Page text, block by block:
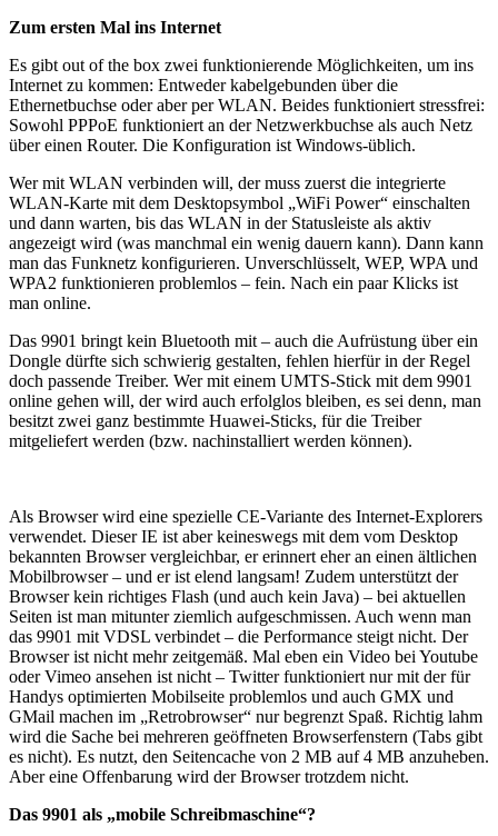
Zum ersten Mal ins Internet
Es gibt out of the box zwei funktionierende Möglichkeiten, um ins
Internet zu kommen: Entweder kabelgebunden über die
Ethernetbuchse oder aber per WLAN. Beides funktioniert stressfrei:
Sowohl PPPoE funktioniert an der Netzwerkbuchse als auch Netz
über einen Router. Die Konfiguration ist Windows-üblich.
Wer mit WLAN verbinden will, der muss zuerst die integrierte
WLAN-Karte mit dem Desktopsymbol „WiFi Power“ einschalten
und dann warten, bis das WLAN in der Statusleiste als aktiv
angezeigt wird (was manchmal ein wenig dauern kann). Dann kann
man das Funknetz konfigurieren. Unverschlüsselt, WEP, WPA und
WPA2 funktionieren problemlos – fein. Nach ein paar Klicks ist
man online.
Das 9901 bringt kein Bluetooth mit – auch die Aufrüstung über ein
Dongle dürfte sich schwierig gestalten, fehlen hierfür in der Regel
doch passende Treiber. Wer mit einem UMTS-Stick mit dem 9901
online gehen will, der wird auch erfolglos bleiben, es sei denn, man
besitzt zwei ganz bestimmte Huawei-Sticks, für die Treiber
mitgeliefert werden (bzw. nachinstalliert werden können).
Als Browser wird eine spezielle CE-Variante des Internet-Explorers
verwendet. Dieser IE ist aber keineswegs mit dem vom Desktop
bekannten Browser vergleichbar, er erinnert eher an einen ältlichen
Mobilbrowser – und er ist elend langsam! Zudem unterstützt der
Browser kein richtiges Flash (und auch kein Java) – bei aktuellen
Seiten ist man mitunter ziemlich aufgeschmissen. Auch wenn man
das 9901 mit VDSL verbindet – die Performance steigt nicht. Der
Browser ist nicht mehr zeitgemäß. Mal eben ein Video bei Youtube
oder Vimeo ansehen ist nicht – Twitter funktioniert nur mit der für
Handys optimierten Mobilseite problemlos und auch GMX und
GMail machen im „Retrobrowser“ nur begrenzt Spaß. Richtig lahm
wird die Sache bei mehreren geöffneten Browserfenstern (Tabs gibt
es nicht). Es nutzt, den Seitencache von 2 MB auf 4 MB anzuheben.
Aber eine Offenbarung wird der Browser trotzdem nicht.
Das 9901 als „mobile Schreibmaschine“?